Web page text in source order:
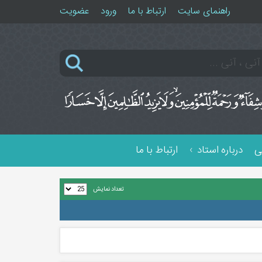
راهنمای سایت ارتباط با ما ورود عضویت
درباره استاد ارتباط با ما
تعداد نمایش